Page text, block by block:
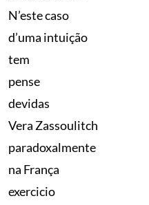
N’este caso
d’uma intuição
tem
pense
devidas
Vera Zassoulitch
paradoxalmente
na França
exercicio